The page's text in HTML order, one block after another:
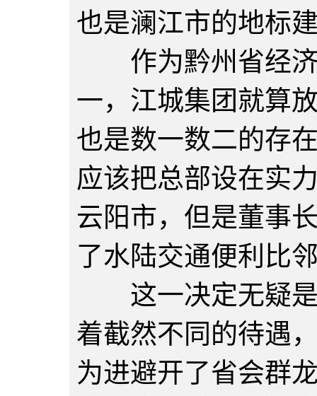
也是澜江市的地标
作为黔州省经济
一，江城集团就算
也是数一数二的存
应该把总部设在实
云阳市，但是董事
了水陆交通便利比
这一决定无疑是
着截然不同的待遇
为进避开了省会群